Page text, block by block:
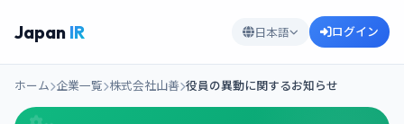
Japan IR 日本語 ログイン
ホーム 企業一覧 株式会社山善 役員の異動に関するお知らせ